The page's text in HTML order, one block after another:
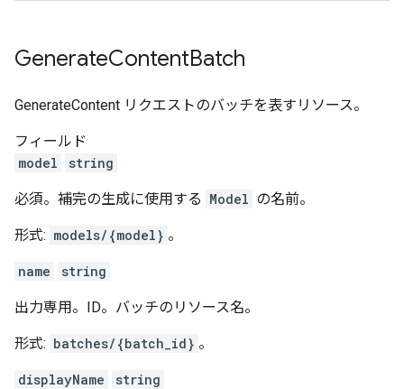
GenerateContentBatch
GenerateContent リクエストのバッチを表すリソース。
フィールド
model
string
必須。補完の生成に使用する Model の名前。
形式: models/{model} 。
name string
出力専用。ID。バッチのリソース名。
形式: batches/{batch_id} 。
displayName string